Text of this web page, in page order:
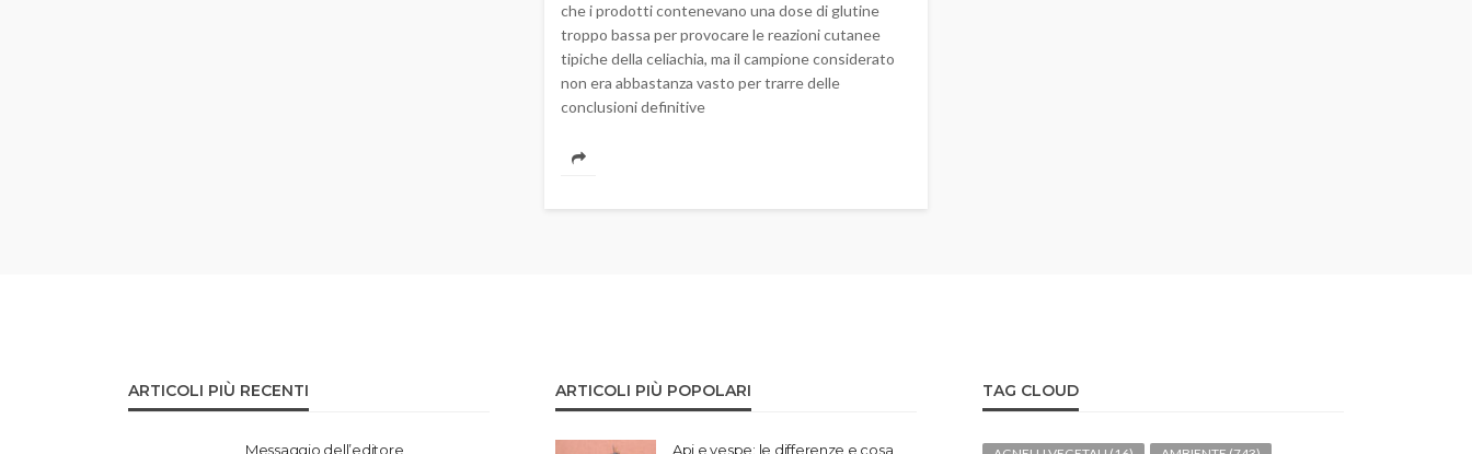
che i prodotti contenevano una dose di glutine
troppo bassa per provocare le reazioni cutanee
tipiche della celiachia, ma il campione considerato
non era abbastanza vasto per trarre delle
conclusioni definitive
ARTICOLI PIÙ RECENTI
Messaggio dell’editore
ARTICOLI PIÙ POPOLARI
Api e vespe: le differenze e cosa
TAG CLOUD